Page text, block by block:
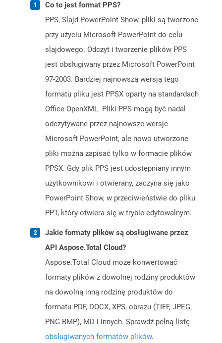
Co to jest format PPS?
PPS, Slajd PowerPoint Show, pliki są tworzone
przy użyciu Microsoft PowerPoint do celu
slajdowego. Odczyt i tworzenie plików PPS
jest obsługiwany przez Microsoft PowerPoint
97-2003. Bardziej najnowszą wersją tego
formatu pliku jest PPSX oparty na standardach
Office OpenXML. Pliki PPS mogą być nadal
odczytywane przez najnowsze wersje
Microsoft PowerPoint, ale nowo utworzone
pliki można zapisać tylko w formacie plików
PPSX. Gdy plik PPS jest udostępniany innym
użytkownikowi i otwierany, zaczyna się jako
PowerPoint Show, w przeciwieństwie do pliku
PPT, który otwiera się w trybie edytowalnym.
Jakie formaty plików są obsługiwane przez
API Aspose.Total Cloud?
Aspose.Total Cloud może konwertować
formaty plików z dowolnej rodziny produktów
na dowolną inną rodzinę produktów do
formatu PDF, DOCX, XPS, obrazu (TIFF, JPEG,
PNG BMP), MD i innych. Sprawdź pełną listę
obsługiwanych formatów plików.